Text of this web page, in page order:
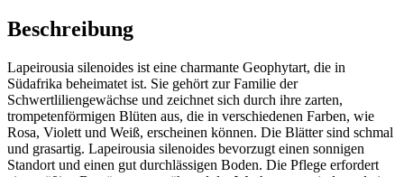
Beschreibung
Lapeirousia silenoides ist eine charmante Geophytart, die in
Südafrika beheimatet ist. Sie gehört zur Familie der
Schwertliliengewächse und zeichnet sich durch ihre zarten,
trompetenförmigen Blüten aus, die in verschiedenen Farben, wie
Rosa, Violett und Weiß, erscheinen können. Die Blätter sind schmal
und grasartig. Lapeirousia silenoides bevorzugt einen sonnigen
Standort und einen gut durchlässigen Boden. Die Pflege erfordert